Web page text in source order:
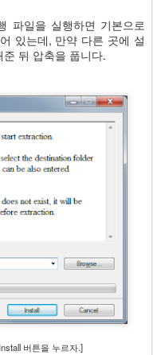
파일을 실행하면 기본으로
있는데, 만약 다른 곳에 설
뒤 압축을 풉니다.
버튼을 누르자.]